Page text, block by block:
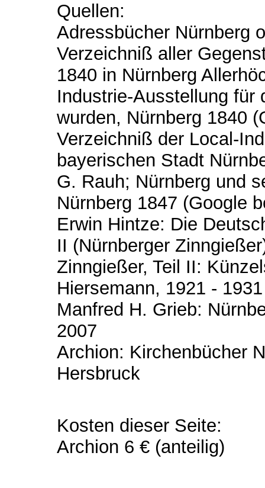
Quellen:
Adressbücher Nürnberg
Verzeichniß aller
1840 in Nürnberg
Industrie-Ausstellung für
wurden, Nürnberg 1840
Verzeichniß der Local-
bayerischen Stadt
G. Rauh; Nürnberg und
Nürnberg 1847 (Google
Erwin Hintze: Die
II (Nürnberger
Zinngießer, Teil II:
Hiersemann, 1921 - 1931
Manfred H. Grieb:
2007
Archion: Kirchenbücher
Hersbruck
Kosten dieser Seite:
Archion 6 € (anteilig)